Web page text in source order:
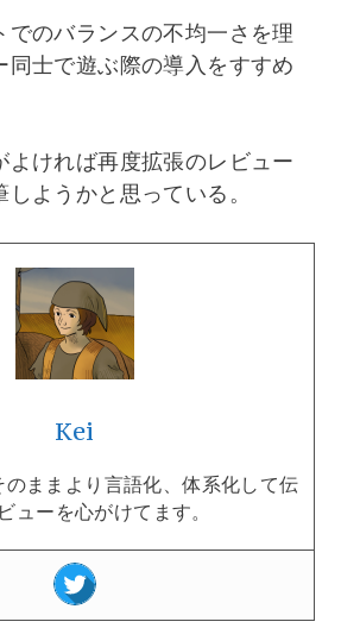
でのバランスの不均一さを理
同士で遊ぶ際の導入をすすめ
よければ再度拡張のレビュー
ようかと思っている。
Kei
ままより言語化、体系化して伝
ューを心がけてます。